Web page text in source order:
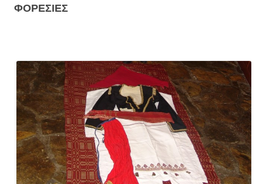
ΦΟΡΕΣΙΕΣ